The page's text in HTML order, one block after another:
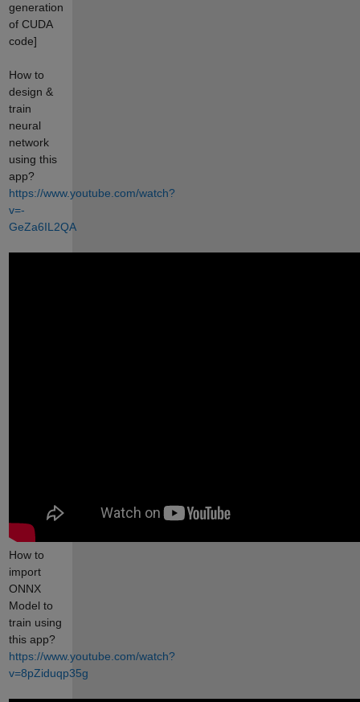
generation
of CUDA
code]
How to
design &
train
neural
network
using this
app?
https://www.youtube.com/watch?
v=-
GeZa6IL2QA
How to
import
ONNX
Model to
train using
this app?
https://www.youtube.com/watch?
v=8pZiduqp35g